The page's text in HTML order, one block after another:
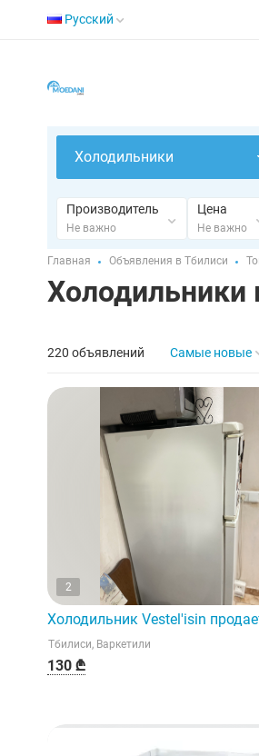
Русский
Холодильники
Производитель
Не важно
Цена
Не важно
Главная Объявления в Тбилиси
Холодильники
220 объявлений Самые новые
2
Холодильник Vestel'isin
Тбилиси, Варкетили
130 ₾